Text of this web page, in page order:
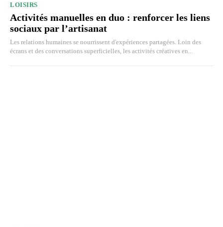
LOISIRS
Activités manuelles en duo : renforcer les liens
sociaux par l’artisanat
Les relations humaines se nourrissent d'expériences partagées. Loin des
écrans et des conversations superficielles, les activités créatives en...